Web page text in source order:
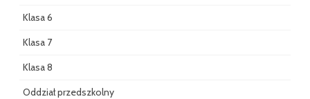
Klasa 6
Klasa 7
Klasa 8
Oddział przedszkolny